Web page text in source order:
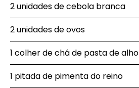
2 unidades de cebola branca
2 unidades de ovos
1 colher de chá de pasta de alho
1 pitada de pimenta do reino